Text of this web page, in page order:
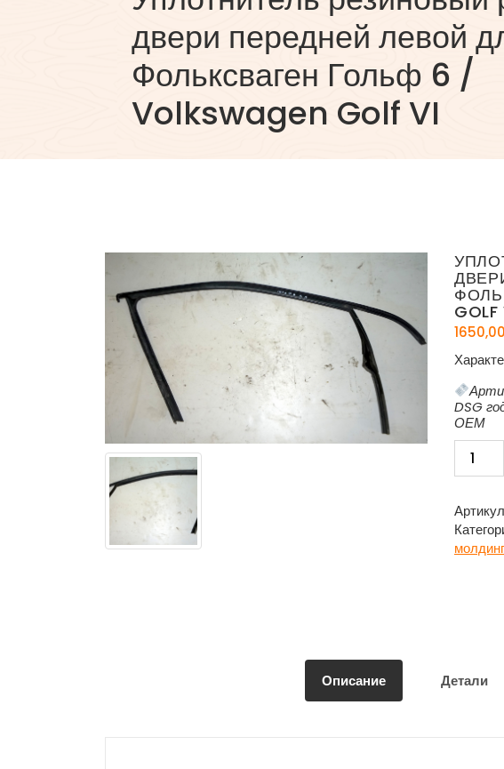
двери передней левой
Фольксваген Гольф 6 /
Volkswagen Golf VI
GOLF
1650,00
DSG
ОЕМ
товара
рамки
двери
Описание Детали